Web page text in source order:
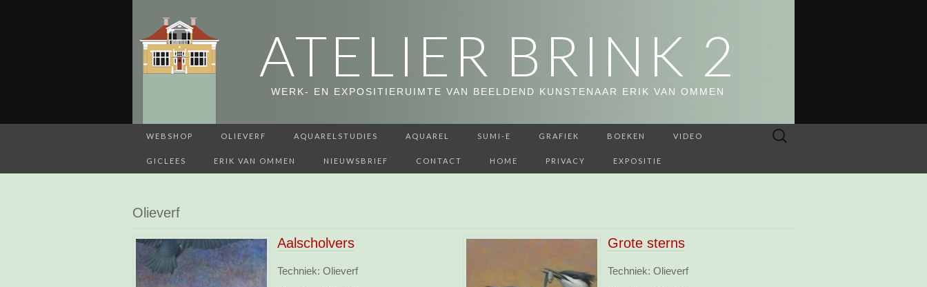
ATELIER BRINK 2
WERK- EN EXPOSITIERUIMTE VAN BEELDEND KUNSTENAAR ERIK VAN OMMEN
WEBSHOP OLIEVERF AQUARELSTUDIES AQUAREL SUMI-E GRAFIEK BOEKEN VIDEO
GICLEES ERIK VAN OMMEN NIEUWSBRIEF CONTACT HOME PRIVACY EXPOSITIE
Zoeken
Olieverf
Aalscholvers
Techniek: Olieverf
Grote sterns
Techniek: Olieverf